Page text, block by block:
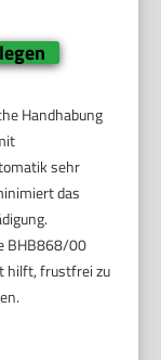
Handhabung
sehr
das
BHB868/00
hilft, frustfrei zu